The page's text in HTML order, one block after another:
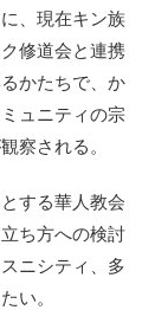
、現在キン族
修道会と連携
かたちで、か
ュニティの宗
察される。
する華人教会
ち方への検討
ニシティ、多
い。